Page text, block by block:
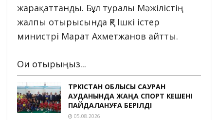
жарақаттанды. Бұл туралы Мәжілістің
жалпы отырысында ҚР Ішкі істер
министрі Марат Ахметжанов айтты.
Оқи отырыңыз...
ТҮРКІСТАН ОБЛЫСЫ САУРАН
АУДАНЫНДА ЖАҢА СПОРТ КЕШЕНІ
ПАЙДАЛАНУҒА БЕРІЛДІ
05.08.2026